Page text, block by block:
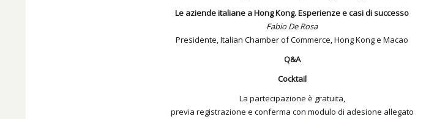
Le aziende italiane a Hong Kong. Esperienze e casi di successo
Fabio De Rosa
Presidente, Italian Chamber of Commerce, Hong Kong e Macao
Q&A
Cocktail
La partecipazione è gratuita,
previa registrazione e conferma con modulo di adesione allegato